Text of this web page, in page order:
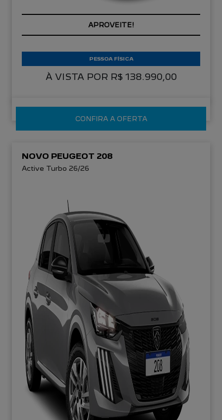
APROVEITE!
À VISTA POR R$ 138.990,00
PESSOA FÍSICA
CONFIRA A OFERTA
NOVO PEUGEOT 208
Active Turbo 26/26